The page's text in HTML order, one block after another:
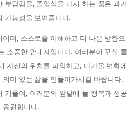
부담감을, 졸업식을 다시 하는 꿈은 과거
가능성을 보여줍니다.
이며, 스스로를 이해하고 더 나은 방향으
소중한 안내자입니다. 여러분이 꾸신 졸
자신의 위치를 파악하고, 다가올 변화에
의미 있는 삶을 만들어가시길 바랍니다.
기울여, 여러분의 앞날에 늘 행복과 성공
응원합니다.